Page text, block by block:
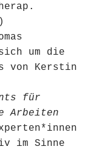
um die
von Kerstin
für
Arbeiten
im Sinne